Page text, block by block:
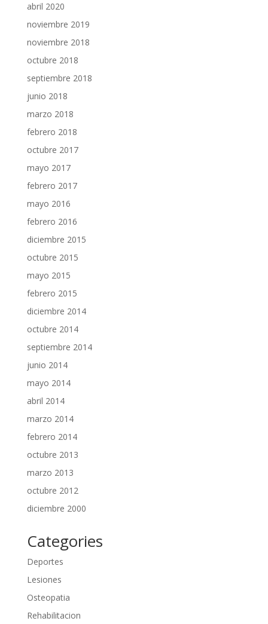
abril 2020
noviembre 2019
noviembre 2018
octubre 2018
septiembre 2018
junio 2018
marzo 2018
febrero 2018
octubre 2017
mayo 2017
febrero 2017
mayo 2016
febrero 2016
diciembre 2015
octubre 2015
mayo 2015
febrero 2015
diciembre 2014
octubre 2014
septiembre 2014
junio 2014
mayo 2014
abril 2014
marzo 2014
febrero 2014
octubre 2013
marzo 2013
octubre 2012
diciembre 2000
Categories
Deportes
Lesiones
Osteopatia
Rehabilitacion